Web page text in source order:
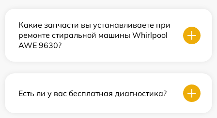
Какие запчасти вы устанавливаете при
ремонте стиральной машины Whirlpool
AWE 9630?
Есть ли у вас бесплатная диагностика?